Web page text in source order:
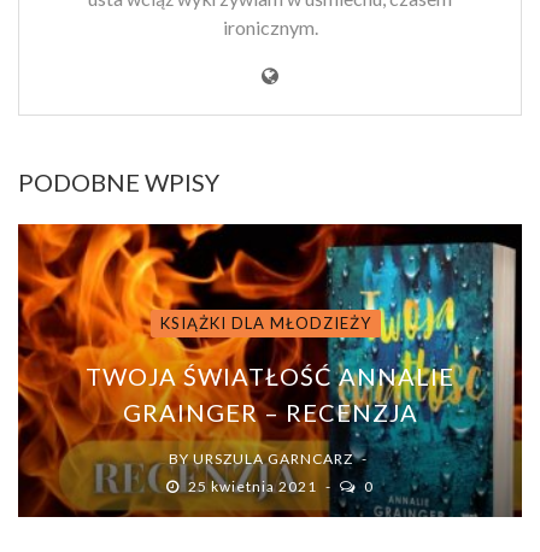
ironicznym.
PODOBNE WPISY
KSIĄŻKI DLA MŁODZIEŻY
TWOJA ŚWIATŁOŚĆ ANNALIE
GRAINGER – RECENZJA
BYURSZULA GARNCARZ
25 kwietnia 2021
0